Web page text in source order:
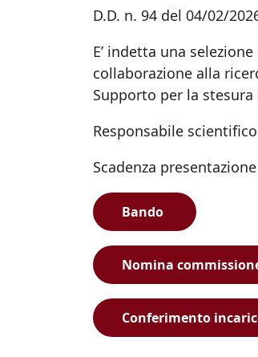
D.D. n. 94 del 04/02/
E’ indetta una
collaborazione alla
Supporto per la
Responsabile
Scadenza
Bando
Nomina
Conferimento